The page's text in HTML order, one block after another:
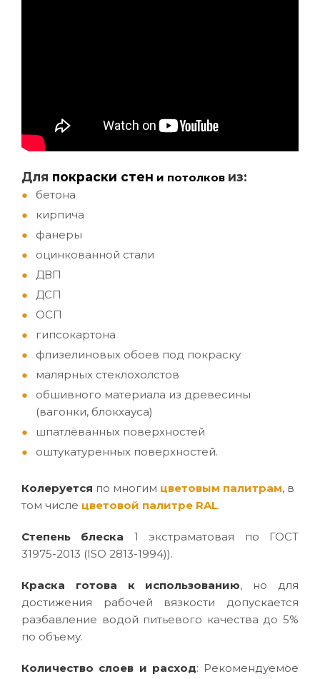
Для покраски стен и потолков из:
бетона
кирпича
фанеры
оцинкованной стали
ДВП
ДСП
ОСП
гипсокартона
флизелиновых обоев под покраску
малярных стеклохолстов
обшивного материала из древесины
(вагонки, блокхауса)
шпатлёванных поверхностей
оштукатуренных поверхностей.
Колеруется по многим цветовым палитрам, в
том числе цветовой палитре RAL.
Степень блеска 1 экстраматовая по ГОСТ
31975-2013 (ISO 2813-1994)).
Краска готова к использованию, но для
достижения рабочей вязкости допускается
разбавление водой питьевого качества до 5%
по объему.
Количество слоев и расход: Рекомендуемое